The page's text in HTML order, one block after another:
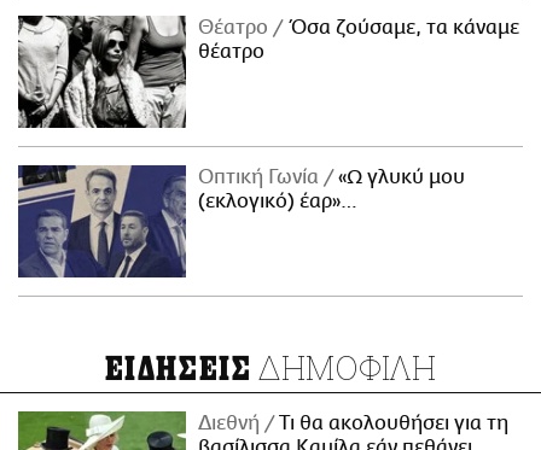
Θέατρο
Όσα ζούσαμε, τα κάναμε
θέατρο
Οπτική Γωνία
«Ω γλυκύ μου
(εκλογικό) έαρ»…
ΕΙΔΗΣΕΙΣ ΔΗΜΟΦΙΛΗ
Διεθνή
Τι θα ακολουθήσει για τη